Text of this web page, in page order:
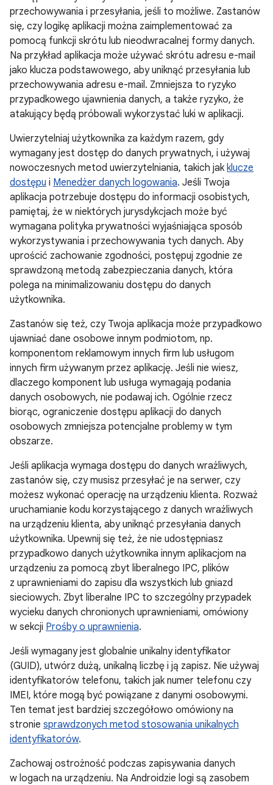
przechowywania i przesyłania, jeśli to możliwe. Zastanów
się, czy logikę aplikacji można zaimplementować za
pomocą funkcji skrótu lub nieodwracalnej formy danych.
Na przykład aplikacja może używać skrótu adresu e-mail
jako klucza podstawowego, aby uniknąć przesyłania lub
przechowywania adresu e-mail. Zmniejsza to ryzyko
przypadkowego ujawnienia danych, a także ryzyko, że
atakujący będą próbowali wykorzystać luki w aplikacji.
Uwierzytelniaj użytkownika za każdym razem, gdy
wymagany jest dostęp do danych prywatnych, i używaj
nowoczesnych metod uwierzytelniania, takich jak klucze
dostępu i Menedżer danych logowania. Jeśli Twoja
aplikacja potrzebuje dostępu do informacji osobistych,
pamiętaj, że w niektórych jurysdykcjach może być
wymagana polityka prywatności wyjaśniająca sposób
wykorzystywania i przechowywania tych danych. Aby
uprościć zachowanie zgodności, postępuj zgodnie ze
sprawdzoną metodą zabezpieczania danych, która
polega na minimalizowaniu dostępu do danych
użytkownika.
Zastanów się też, czy Twoja aplikacja może przypadkowo
ujawniać dane osobowe innym podmiotom, np.
komponentom reklamowym innych firm lub usługom
innych firm używanym przez aplikację. Jeśli nie wiesz,
dlaczego komponent lub usługa wymagają podania
danych osobowych, nie podawaj ich. Ogólnie rzecz
biorąc, ograniczenie dostępu aplikacji do danych
osobowych zmniejsza potencjalne problemy w tym
obszarze.
Jeśli aplikacja wymaga dostępu do danych wrażliwych,
zastanów się, czy musisz przesyłać je na serwer, czy
możesz wykonać operację na urządzeniu klienta. Rozważ
uruchamianie kodu korzystającego z danych wrażliwych
na urządzeniu klienta, aby uniknąć przesyłania danych
użytkownika. Upewnij się też, że nie udostępniasz
przypadkowo danych użytkownika innym aplikacjom na
urządzeniu za pomocą zbyt liberalnego IPC, plików
z uprawnieniami do zapisu dla wszystkich lub gniazd
sieciowych. Zbyt liberalne IPC to szczególny przypadek
wycieku danych chronionych uprawnieniami, omówiony
w sekcji Prośby o uprawnienia.
Jeśli wymagany jest globalnie unikalny identyfikator
(GUID), utwórz dużą, unikalną liczbę i ją zapisz. Nie używaj
identyfikatorów telefonu, takich jak numer telefonu czy
IMEI, które mogą być powiązane z danymi osobowymi.
Ten temat jest bardziej szczegółowo omówiony na
stronie sprawdzonych metod stosowania unikalnych
identyfikatorów.
Zachowaj ostrożność podczas zapisywania danych
w logach na urządzeniu. Na Androidzie logi są zasobem